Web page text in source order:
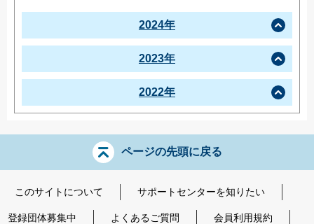
2024年
2023年
2022年
ページの先頭に戻る
このサイトについて サポートセンターを知りたい
登録団体募集中 よくあるご質問 会員利用規約